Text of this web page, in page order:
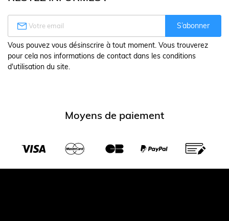
 S’abonner
Vous pouvez vous désinscrire à tout moment. Vous trouverez
pour cela nos informations de contact dans les conditions
d'utilisation du site.
Moyens de paiement